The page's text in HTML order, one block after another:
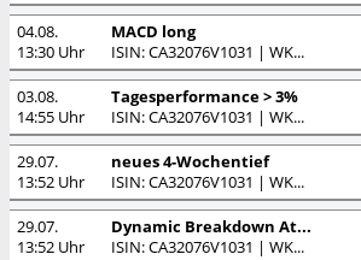
04.08.
13:30 Uhr
MACD long
ISIN: CA32076V1031 | WKN: A0LHKJ
03.08.
14:55 Uhr
Tagesperformance > 3%
ISIN: CA32076V1031 | WKN: A0LHKJ
29.07.
13:52 Uhr
neues 4-Wochentief
ISIN: CA32076V1031 | WKN: A0LHKJ
29.07.
13:52 Uhr
Dynamic Breakdown Attack
ISIN: CA32076V1031 | WKN: A0LHKJ